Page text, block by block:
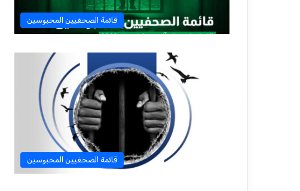
قائمة الصحفيين المحبوسين
قائمة الصحفيين المحبوسين